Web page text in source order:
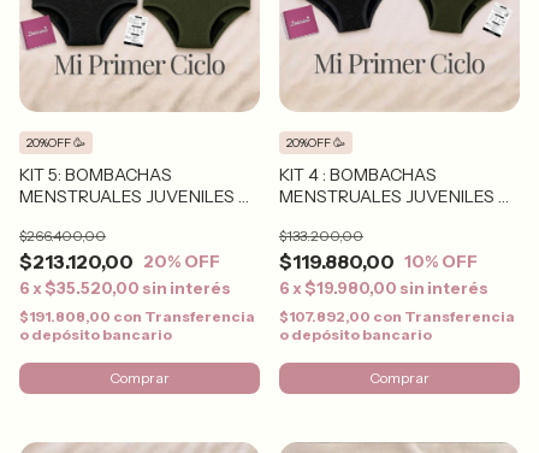
KIT 5: BOMBACHAS
MENSTRUALES JUVENILES X
$213.120,00
$266.400,00
20% OFF
6x$35.520,00 sin interés
20%OFF 🥳
$191.808,00 con Transferencia
o depósito bancario
Comprar
KIT 4 : BOMBACHAS
MENSTRUALES JUVENILES X
$119.880,00
$133.200,00
10% OFF
6x$19.980,00 sin interés
20%OFF 🥳
$107.892,00 con Transferencia
o depósito bancario
Comprar